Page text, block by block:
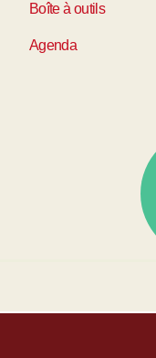
Boîte à outils
Agenda